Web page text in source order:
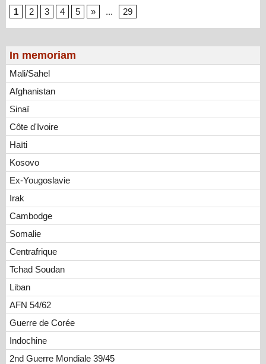
In memoriam
Mali/Sahel
Afghanistan
Sinaï
Côte d'Ivoire
Haïti
Kosovo
Ex-Yougoslavie
Irak
Cambodge
Somalie
Centrafrique
Tchad Soudan
Liban
AFN 54/62
Guerre de Corée
Indochine
2nd Guerre Mondiale 39/45
1
2 3 4 5 » ... 29